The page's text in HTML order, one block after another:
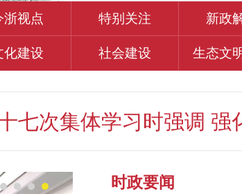
浙视点 特别关注 新政
化建设 社会建设 生态文
七次集体学习时强调 强
时政要闻